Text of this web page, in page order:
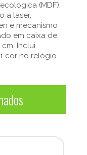
(MDF),
a laser,
e mecanismo
em caixa de
Inclui
cor no relógio